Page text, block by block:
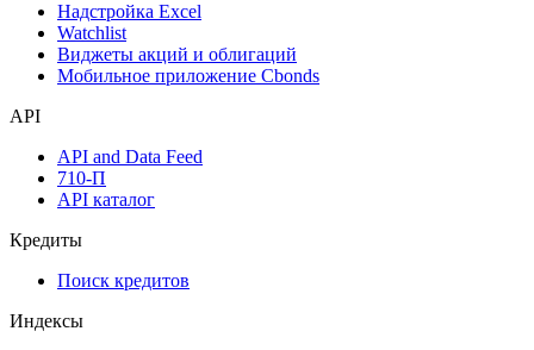
Надстройка Excel
Watchlist
Виджеты акций и облигаций
Мобильное приложение Cbonds
API
API and Data Feed
710-П
API каталог
Кредиты
Поиск кредитов
Индексы